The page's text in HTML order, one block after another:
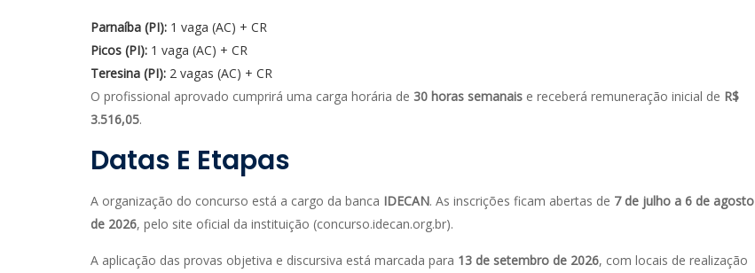
Parnaíba (PI): 1 vaga (AC) + CR
Picos (PI): 1 vaga (AC) + CR
Teresina (PI): 2 vagas (AC) + CR
O profissional aprovado cumprirá uma carga horária de 30 horas semanais e receberá remuneração inicial de R$
3.516,05.
Datas E Etapas
A organização do concurso está a cargo da banca IDECAN. As inscrições ficam abertas de 7 de julho a 6 de agosto
de 2026, pelo site oficial da instituição (concurso.idecan.org.br).
A aplicação das provas objetiva e discursiva está marcada para 13 de setembro de 2026, com locais de realização